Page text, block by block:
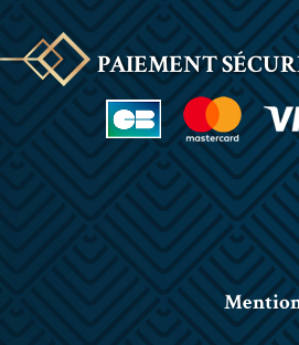
PAIEMENT